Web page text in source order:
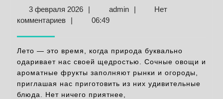
свежие
из
сезонных
овощей
и
3 февраля 20263
февраля
| adminadmin
|
Нет
комментариев
| 06:49
Лето — это время, когда природа буквально
одаривает нас своей щедростью. Сочные овощи и
ароматные фрукты заполняют рынки и огороды,
приглашая нас приготовить из них удивительные
блюда. Нет ничего приятнее,